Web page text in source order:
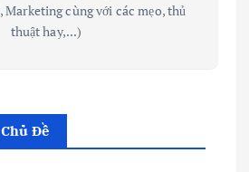
Marketing cùng với các mẹo, thủ
thuật hay,...)
Đề